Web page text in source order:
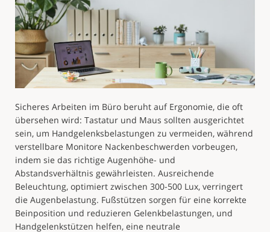
Sicheres Arbeiten im Büro beruht auf Ergonomie, die oft
übersehen wird: Tastatur und Maus sollten ausgerichtet
sein, um Handgelenksbelastungen zu vermeiden, während
verstellbare Monitore Nackenbeschwerden vorbeugen,
indem sie das richtige Augenhöhe- und
Abstandsverhältnis gewährleisten. Ausreichende
Beleuchtung, optimiert zwischen 300-500 Lux, verringert
die Augenbelastung. Fußstützen sorgen für eine korrekte
Beinposition und reduzieren Gelenkbelastungen, und
Handgelenkstützen helfen, eine neutrale